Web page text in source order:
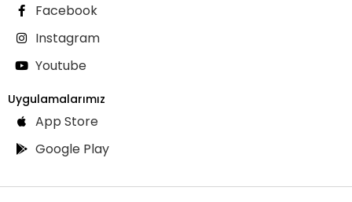
Facebook
Instagram
Youtube
Uygulamalarımız
App Store
Google Play